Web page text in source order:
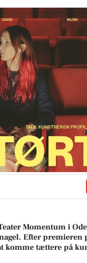
Momentum i
Efter premieren
komme tættere på